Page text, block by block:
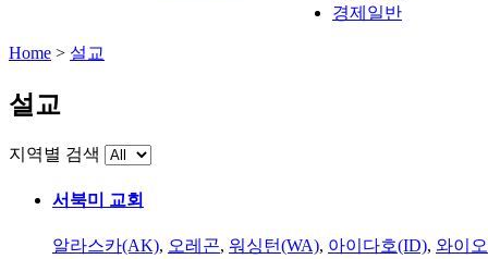
경제일반
Home > 설교
설교
지역별 검색
서북미 교회
알라스카(AK), 오레곤, 워싱턴(WA), 아이다호(ID), 와이